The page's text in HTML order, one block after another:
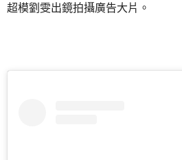
超模劉雯出鏡拍攝廣告大片。